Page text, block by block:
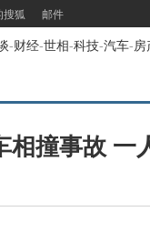
搜狐 邮件
-财经-世相-科技-汽车-房
相撞事故 一